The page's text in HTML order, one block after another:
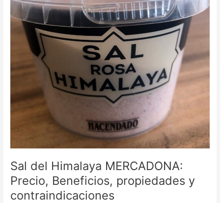
Sal del Himalaya MERCADONA:
Precio, Beneficios, propiedades y
contraindicaciones